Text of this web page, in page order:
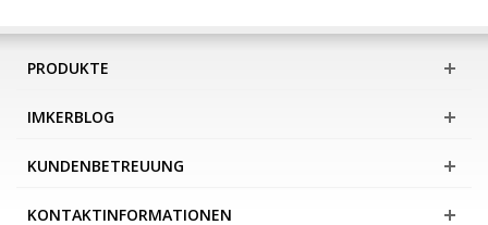
PRODUKTE
IMKERBLOG
KUNDENBETREUUNG
KONTAKTINFORMATIONEN